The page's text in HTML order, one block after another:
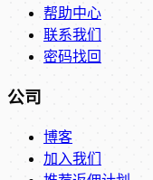
帮助中心
联系我们
密码找回
公司
博客
加入我们